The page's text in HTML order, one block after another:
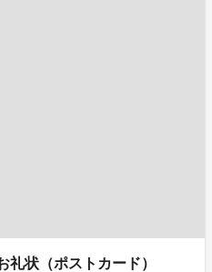
状（ポストカード）